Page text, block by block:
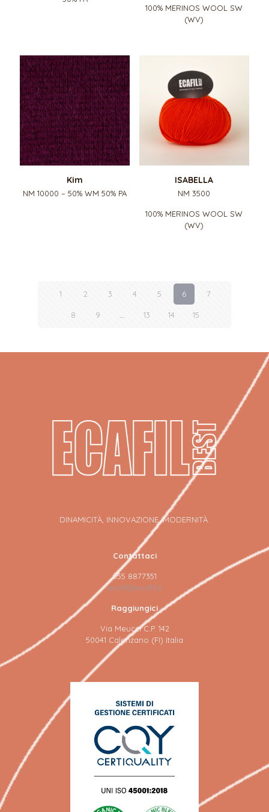
100% MERINOS WOOL SW
(WV)
Kim
NM 10000 – 50% WM 50% PA
ISABELLA
NM 3500
100% MERINOS WOOL SW
(WV)
1 2 3 4 5 6 7
8 9 13 14 15
DINAMICITÀ, INNOVAZIONE, MODERNITÀ.
Contattaci
055 8877351
ecafil@ecafil.it
Raggiungici
Via Meucci C.P. 142
50041 Calenzano (FI) Italia